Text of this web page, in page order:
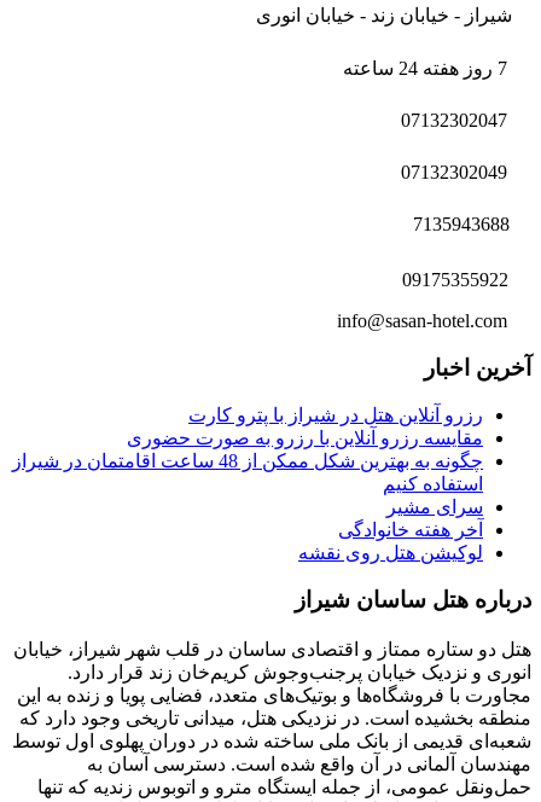
شیراز - خیابان زند - خیابان انوری
آخرین اخبار
رزرو آنلاین هتل در شیراز با پترو کارت
مقایسه رزرو آنلاین با رزرو به صورت حضوری
چگونه به بهترین شکل ممکن از 48 ساعت اقامتمان در شیراز
استفاده کنیم
سرای مشیر
آخر هفته خانوادگی
لوکیشن هتل روی نقشه
درباره هتل ساسان شیراز
هتل دو ستاره ممتاز و اقتصادی ساسان در قلب شهر شیراز، خیابان
انوری و نزدیک خیابان پرجنب‌وجوش کریم‌خان زند قرار دارد.
مجاورت با فروشگاه‌ها و بوتیک‌های متعدد، فضایی پویا و زنده به این
منطقه بخشیده است. در نزدیکی هتل، میدانی تاریخی وجود دارد که
شعبه‌ای قدیمی از بانک ملی ساخته شده در دوران پهلوی اول توسط
مهندسان آلمانی در آن واقع شده است. دسترسی آسان به
حمل‌ونقل عمومی، از جمله ایستگاه مترو و اتوبوس زندیه که تنها